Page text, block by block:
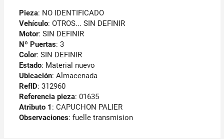
Pieza: NO IDENTIFICADO
Vehículo: OTROS... SIN DEFINIR
Motor: SIN DEFINIR
Nº Puertas: 3
Color: SIN DEFINIR
Estado: Material nuevo
Ubicación: Almacenada
RefID: 312960
Referencia pieza: 01635
Atributo 1 : CAPUCHON PALIER
Observaciones: fuelle transmision